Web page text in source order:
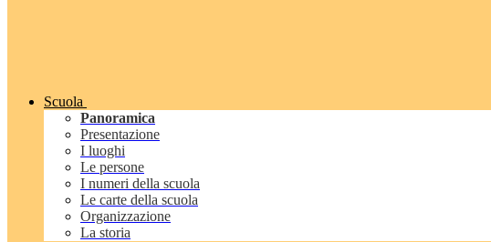
Scuola
Panoramica
Presentazione
I luoghi
Le persone
I numeri della scuola
Le carte della scuola
Organizzazione
La storia